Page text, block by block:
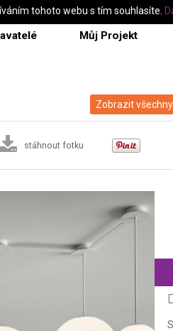
Můj Projekt
Zobrazit
stáhnout fotku
tohoto webu s tím souhlasíte.